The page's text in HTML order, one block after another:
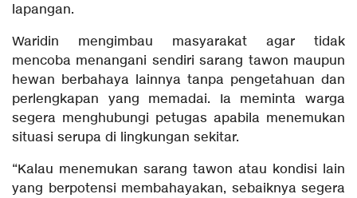
lapangan.
Waridin mengimbau masyarakat agar tidak
mencoba menangani sendiri sarang tawon maupun
hewan berbahaya lainnya tanpa pengetahuan dan
perlengkapan yang memadai. Ia meminta warga
segera menghubungi petugas apabila menemukan
situasi serupa di lingkungan sekitar.
“Kalau menemukan sarang tawon atau kondisi lain
yang berpotensi membahayakan, sebaiknya segera